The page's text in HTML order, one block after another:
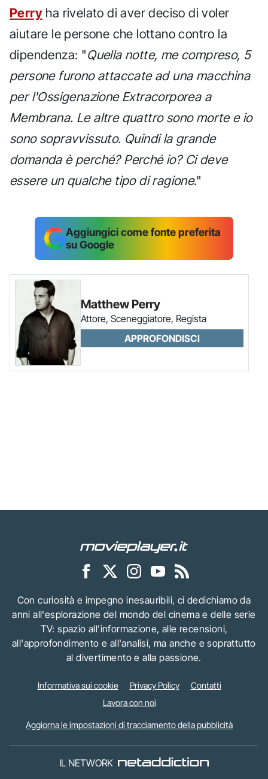
Perry ha rivelato di aver deciso di voler
aiutare le persone che lottano contro la
dipendenza: "Quella notte, me compreso, 5
persone furono attaccate ad una macchina
per l'Ossigenazione Extracorporea a
Membrana. Le altre quattro sono morte e io
sono sopravvissuto. Quindi la grande
domanda è perché? Perché io? Ci deve
essere un qualche tipo di ragione."
Aggiungici come fonte preferita
su Google
Matthew Perry
Attore, Sceneggiatore, Regista
APPROFONDISCI
Con curiosità e impegno inesauribili, ci dedichiamo da
anni all'esplorazione del mondo del cinema e delle serie
TV: spazio all'informazione, alle recensioni,
all'approfondimento e all'analisi, ma anche e soprattutto
al divertimento e alla passione.
Informativa sui cookie Privacy Policy
Contatti
Lavora con noi
Aggiorna le impostazioni di tracciamento della pubblicità
IL NETWORK